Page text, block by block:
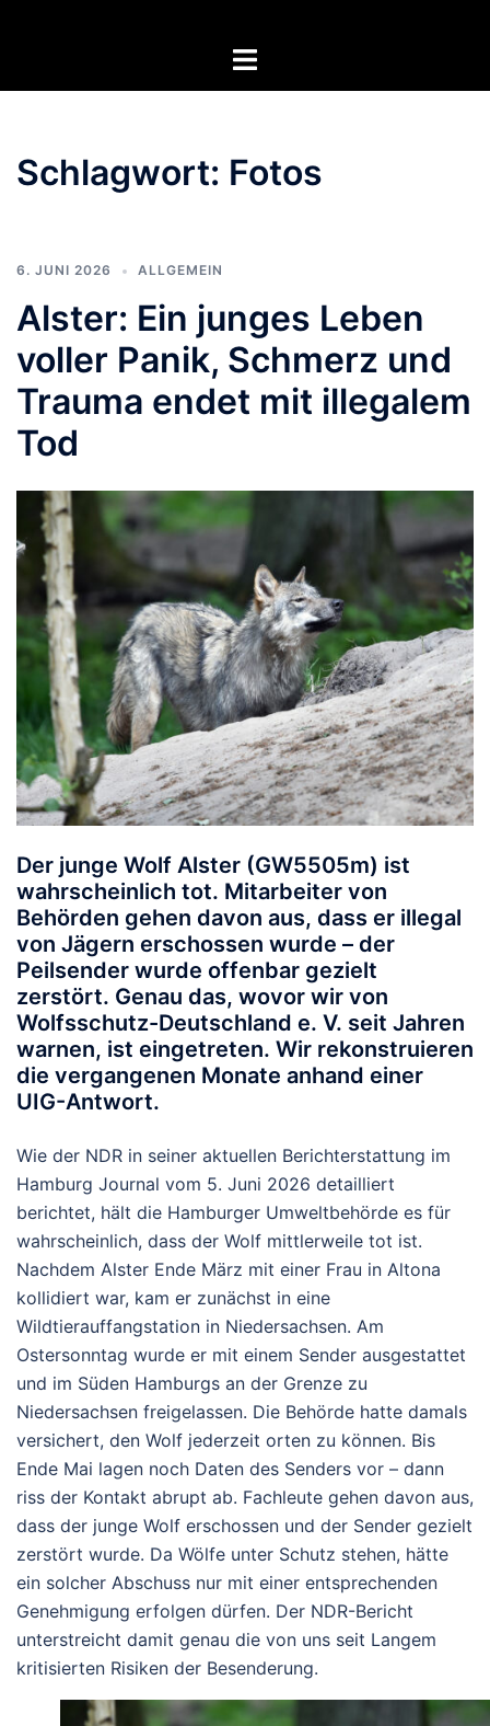
Menü
Schlagwort: Fotos
6. JUNI 2026 ALLGEMEIN
Alster: Ein junges Leben
voller Panik, Schmerz und
Trauma endet mit illegalem
Tod
Der junge Wolf Alster (GW5505m) ist
wahrscheinlich tot. Mitarbeiter von
Behörden gehen davon aus, dass er illegal
von Jägern erschossen wurde – der
Peilsender wurde offenbar gezielt
zerstört. Genau das, wovor wir von
Wolfsschutz-Deutschland e. V. seit Jahren
warnen, ist eingetreten. Wir rekonstruieren
die vergangenen Monate anhand einer
UIG-Antwort.
Wie der NDR in seiner aktuellen Berichterstattung im
Hamburg Journal vom 5. Juni 2026 detailliert
berichtet, hält die Hamburger Umweltbehörde es für
wahrscheinlich, dass der Wolf mittlerweile tot ist.
Nachdem Alster Ende März mit einer Frau in Altona
kollidiert war, kam er zunächst in eine
Wildtierauffangstation in Niedersachsen. Am
Ostersonntag wurde er mit einem Sender ausgestattet
und im Süden Hamburgs an der Grenze zu
Niedersachsen freigelassen. Die Behörde hatte damals
versichert, den Wolf jederzeit orten zu können. Bis
Ende Mai lagen noch Daten des Senders vor – dann
riss der Kontakt abrupt ab. Fachleute gehen davon aus,
dass der junge Wolf erschossen und der Sender gezielt
zerstört wurde. Da Wölfe unter Schutz stehen, hätte
ein solcher Abschuss nur mit einer entsprechenden
Genehmigung erfolgen dürfen. Der NDR-Bericht
unterstreicht damit genau die von uns seit Langem
kritisierten Risiken der Besenderung.